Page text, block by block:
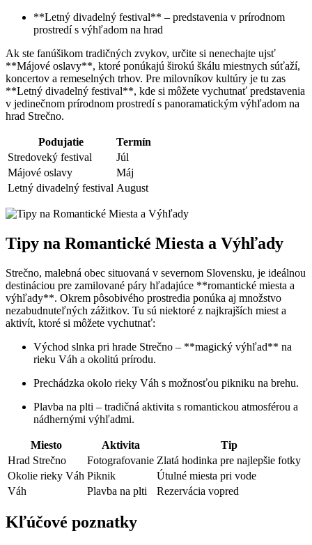
**Letný divadelný festival** – predstavenia v prírodnom
prostredí s výhľadom na hrad
Ak ste fanúšikom tradičných zvykov, určite si nenechajte ujsť
**Májové oslavy**, ktoré ponúkajú širokú škálu miestnych súťaží,
koncertov a remeselných trhov. Pre milovníkov kultúry je tu zas
**Letný divadelný festival**, kde si môžete vychutnať predstavenia
v jedinečnom prírodnom prostredí s panoramatickým výhľadom na
hrad Strečno.
Podujatie
Termín
Stredoveký festival
Júl
Májové oslavy
Máj
Letný divadelný festival August
Tipy na Romantické Miesta a Výhľady
Strečno, malebná obec situovaná v severnom Slovensku, je ideálnou
destináciou pre zamilované páry hľadajúce **romantické miesta a
výhľady**. Okrem pôsobivého prostredia ponúka aj množstvo
nezabudnuteľných zážitkov. Tu sú niektoré z najkrajších miest a
aktivít, ktoré si môžete vychutnať:
Východ slnka pri hrade Strečno – **magický výhľad** na
rieku Váh a okolitú prírodu.
Prechádzka okolo rieky Váh s možnosťou pikniku na brehu.
Plavba na plti – tradičná aktivita s romantickou atmosférou a
nádhernými výhľadmi.
Miesto Aktivita
Tip
Hrad Strečno
Fotografovanie Zlatá hodinka pre najlepšie fotky
Okolie rieky Váh Piknik
Útulné miesta pri vode
Váh
Plavba na plti Rezervácia vopred
Kľúčové poznatky